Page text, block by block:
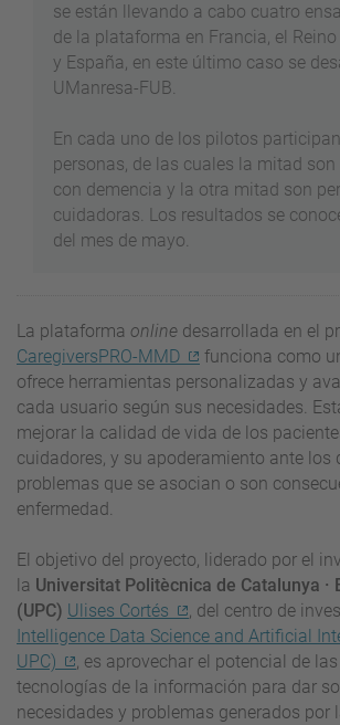
se están llevando a cabo cuatro
de la plataforma en Francia, el
y España, en este último caso se
UManresa-FUB.
En cada uno de los pilotos
personas, de las cuales la mitad son
con demencia y la otra mitad son
cuidadoras. Los resultados se
del mes de mayo.
La plataforma online desarrollada en el
CaregiversPRO-MMD
funciona como
ofrece herramientas personalizadas y
cada usuario según sus necesidades.
mejorar la calidad de vida de los
cuidadores, y su apoderamiento ante los
problemas que se asocian o son
enfermedad.
El objetivo del proyecto, liderado por el
la Universitat Politècnica de Catalunya ·
(UPC) Ulises Cortés
, del centro de
Intelligence Data Science and Artificial
UPC)
, es aprovechar el potencial de
tecnologías de la información para dar
necesidades y problemas generados por